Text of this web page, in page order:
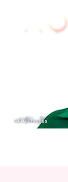
Getty Images